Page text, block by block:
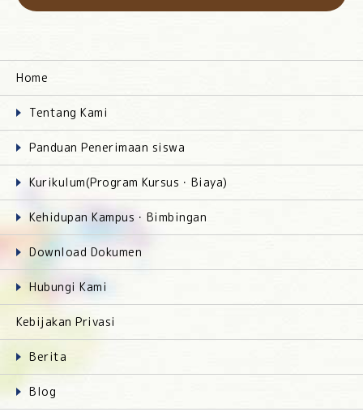
Home
Tentang Kami
Panduan Penerimaan siswa
Kurikulum(Program Kursus・Biaya)
Kehidupan Kampus・Bimbingan
Download Dokumen
Hubungi Kami
Kebijakan Privasi
Berita
Blog